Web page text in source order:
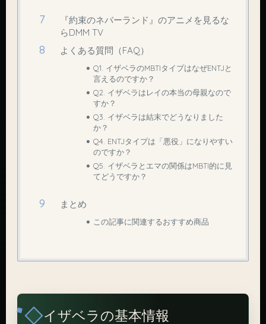
『約束のネバーランド』のアニメを見るな
らDMM TV
よくある質問（FAQ）
Q1. イザベラのMBTIタイプはなぜENTJと
言えるのですか？
Q2. イザベラはレイの本当の母親なので
すか？
Q3. イザベラは結末でどうなりました
か？
Q4. ENTJタイプは「悪役」になりやすい
のですか？
Q5. イザベラとエマの関係はMBTI的に見
てどうですか？
まとめ
この記事に関連するおすすめ商品
イザベラの基本情報